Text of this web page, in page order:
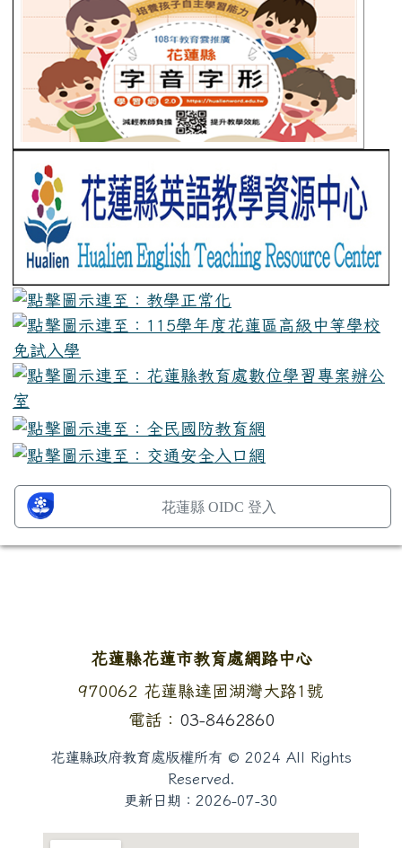
花蓮縣 OIDC 登入
頁尾區域內容
花蓮縣花蓮市教育處網路中心
地址：
970062 花蓮縣達固湖灣大路1號
電話： 03-8462860
花蓮縣政府教育處版權所有 © 2024 All Rights
Reserved.
更新日期： 2026-07-30